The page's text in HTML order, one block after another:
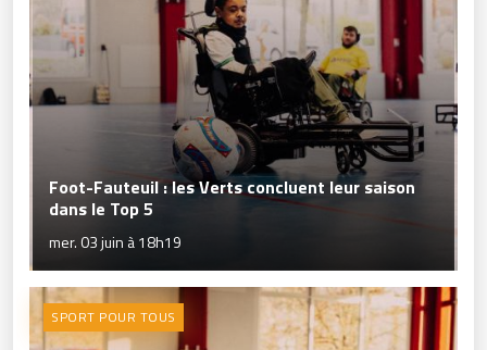
Foot-Fauteuil : les Verts concluent leur saison
dans le Top 5
mer. 03 juin à 18h19
SPORT POUR TOUS